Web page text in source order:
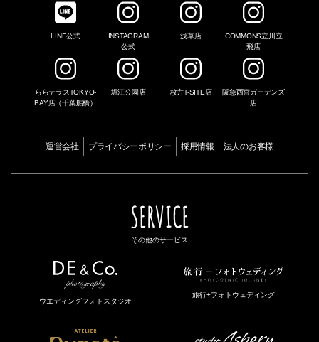
LINE公式
INSTAGRAM
公式
浅草店
COMMONS立川立
飛店
ららテラスTOKYO-
BAY店（千葉船橋）
堀江公園店 枚方T-SITE店
阪急西宮ガーデンズ
店
運営会社 プライバシーポリシー 採用情報 法人のお客様
SERVICE
その他のサービス
ウエディングフォトスタジオ
旅行+フォトウェディング